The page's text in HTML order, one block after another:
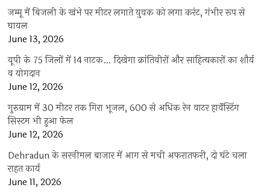
जम्मू में बिजली के खंभे पर मीटर लगाते युवक को लगा करंट, गंभीर रूप से
घायल
June 13, 2026
यूपी के 75 जिलों में 14 नाटक… दिखेगा क्रांतिवीरों और साहित्यकारों का शौर्य
व योगदान
June 12, 2026
गुरुग्राम में 30 मीटर तक गिरा भूजल, 600 से अधिक रेन वाटर हार्वेस्टिंग
सिस्टम भी हुआ फेल
June 12, 2026
Dehradun के सरनीमल बाजार में आग से मची अफरातफरी, दो घंटे चला
राहत कार्य
June 11, 2026